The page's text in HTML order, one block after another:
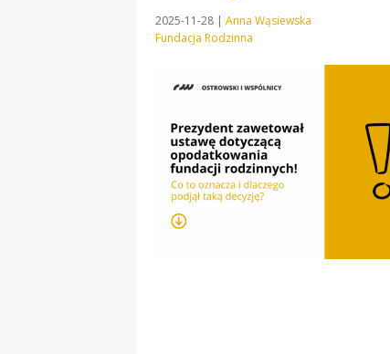
2025-11-28 | Anna Wąsiewska
Fundacja Rodzinna